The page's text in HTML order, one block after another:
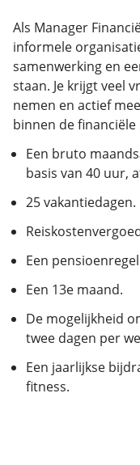
Als Manager
informele
samenwerking en
staan. Je krijgt veel
nemen en actief
binnen de financiële
Een bruto
basis van 40 uur,
25 vakantiedagen.
Een
Een 13e maand.
De mogelijkheid
twee dagen per
Een jaarlijkse
fitness.